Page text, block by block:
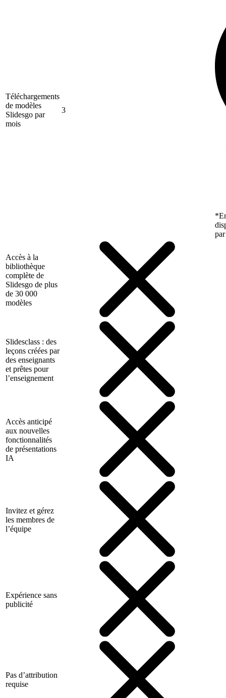
Téléchargements
de modèles
Slidesgo par
mois
3
Accès à la
bibliothèque
complète de
Slidesgo de plus
de 30 000
modèles
Slidesclass : des
leçons créées par
des enseignants
et prêtes pour
l’enseignement
Accès anticipé
aux nouvelles
fonctionnalités
de présentations
IA
Invitez et gérez
les membres de
l’équipe
Expérience sans
publicité
Pas d’attribution
requise